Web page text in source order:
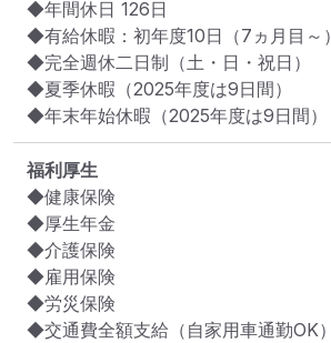
◆年間休日 126日
◆有給休暇：初年度10日（7ヵ月目～）
◆完全週休二日制（土・日・祝日）
◆夏季休暇（2025年度は9日間）
◆年末年始休暇（2025年度は9日間）
福利厚生
◆健康保険
◆厚生年金
◆介護保険
◆雇用保険
◆労災保険
◆交通費全額支給（自家用車通勤OK）